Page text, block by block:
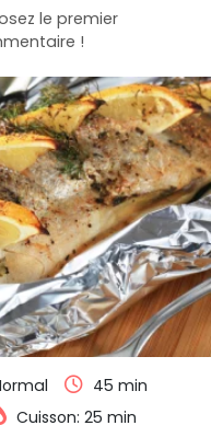
le premier
!
45 min
Cuisson: 25 min